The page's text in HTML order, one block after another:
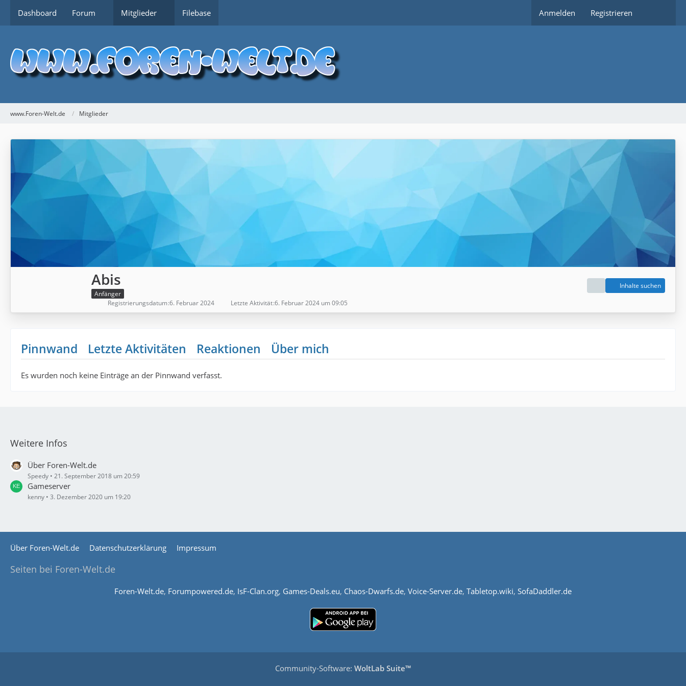
Dashboard Forum Mitglieder Filebase Anmelden Registrieren
www.Foren-Welt.de Mitglieder
Abis
Anfänger
Inhalte suchen
Registrierungsdatum 6. Februar 2024 Letzte Aktivität 6. Februar 2024 um 09:05
Pinnwand Letzte Aktivitäten Reaktionen Über mich
Es wurden noch keine Einträge an der Pinnwand verfasst.
Weitere Infos
Über Foren-Welt.de
Speedy 21. September 2018 um 20:59
Gameserver
kenny 3. Dezember 2020 um 19:20
Über Foren-Welt.de Datenschutzerklärung Impressum
Seiten bei Foren-Welt.de
Foren-Welt.de, Forumpowered.de, IsF-Clan.org, Games-Deals.eu, Chaos-Dwarfs.de, Voice-Server.de, Tabletop.wiki, SofaDaddler.de
Community-Software: WoltLab Suite™